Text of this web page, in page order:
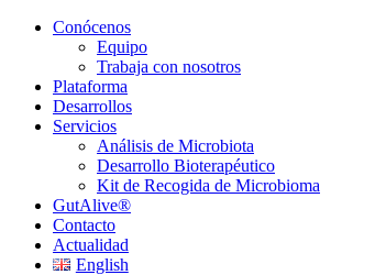
Conócenos
Equipo
Trabaja con nosotros
Plataforma
Desarrollos
Servicios
Análisis de Microbiota
Desarrollo Bioterapéutico
Kit de Recogida de Microbioma
GutAlive®
Contacto
Actualidad
English